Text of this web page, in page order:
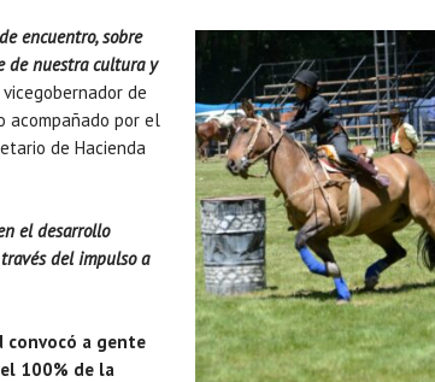
encuentro, sobre
de nuestra cultura y
de
acompañado por el
de Hacienda
el desarrollo
del impulso a
convocó a gente
100% de la